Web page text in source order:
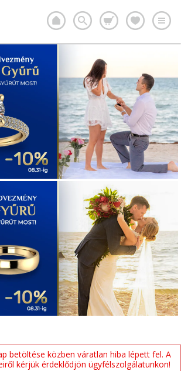
betöltése közben váratlan hiba lépett fel. A
kérjük érdeklődjön ügyfélszolgálatunkon!